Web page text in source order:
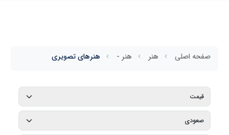
صفحه اصلی هنر هنر - هنرهای تصویری